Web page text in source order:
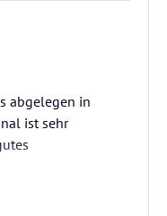
abgelegen in
ist sehr